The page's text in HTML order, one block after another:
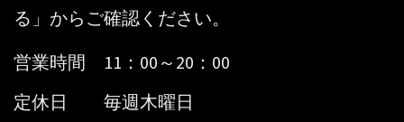
る」からご確認ください。
営業時間 11：00～20：00
定休日 毎週木曜日